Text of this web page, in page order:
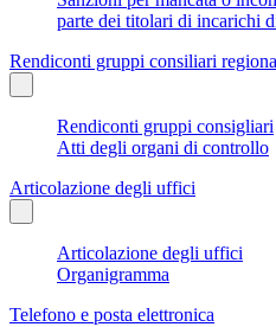
parte dei titolari di incarichi
Rendiconti gruppi consiliari
Rendiconti gruppi consigliari
Atti degli organi di controllo
Articolazione degli uffici
Articolazione degli uffici
Organigramma
Telefono e posta elettronica